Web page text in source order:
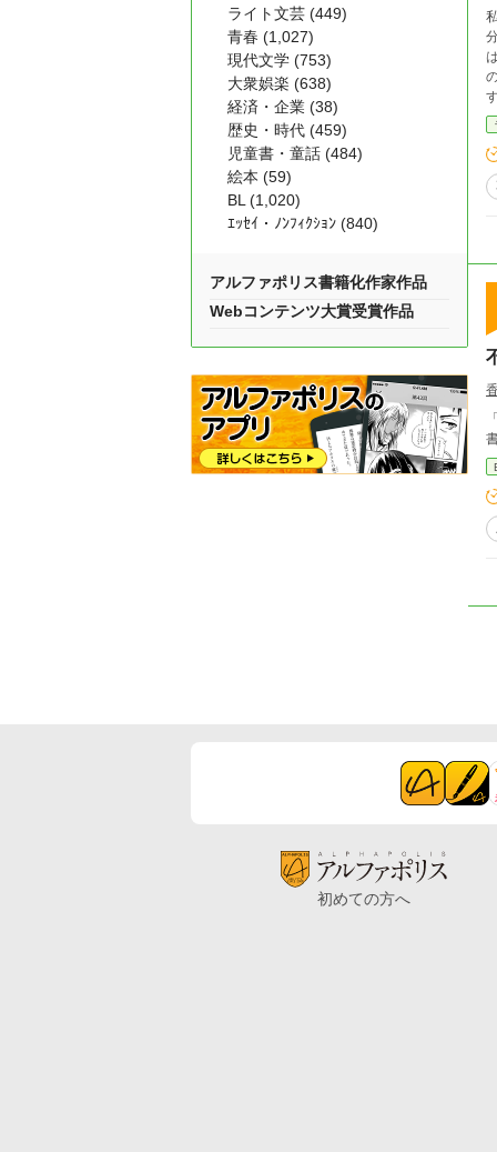
は人生
ライト文芸 (449)
青春 (1,027)
現代文学 (753)
大衆娯楽 (638)
経済・企業 (38)
歴史・時代 (459)
児童書・童話 (484)
絵本 (59)
BL (1,020)
ｴｯｾｲ・ﾉﾝﾌｨｸｼｮﾝ (840)
アルファポリス書籍化作家作品
Webコンテンツ大賞受賞作品
初めての方へ